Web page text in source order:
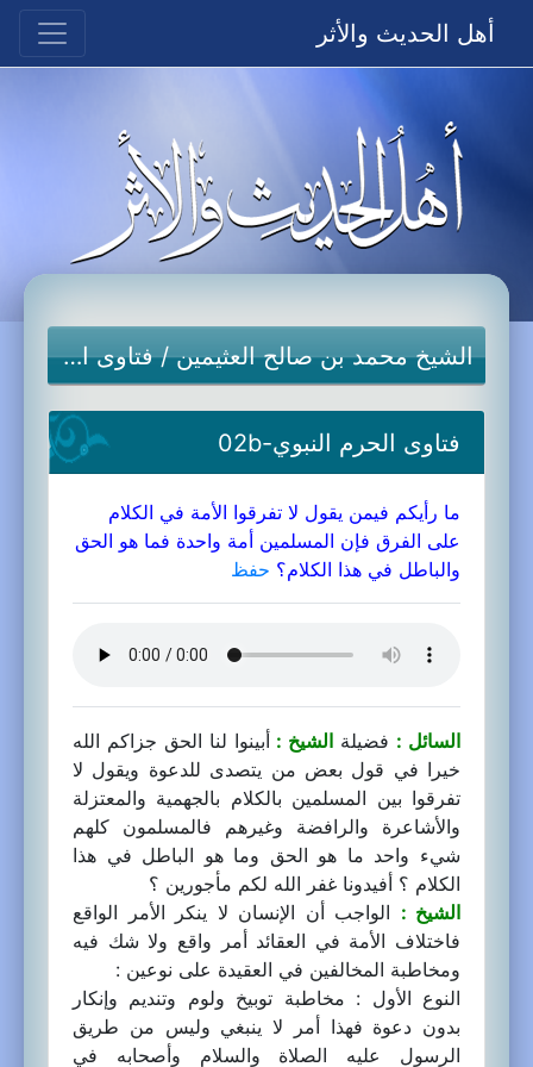
أهل الحديث والأثر
الشيخ محمد بن صالح العثيمين/فتاوى الحرم النبوي
فتاوى الحرم النبوي-02b
ما رأيكم فيمن يقول لا تفرقوا الأمة في الكلام
على الفرق فإن المسلمين أمة واحدة فما هو الحق
والباطل في هذا الكلام؟ حفظ
السائل : فضيلة الشيخ : أبينوا لنا الحق جزاكم الله
خيرا في قول بعض من يتصدى للدعوة ويقول لا
تفرقوا بين المسلمين بالكلام بالجهمية والمعتزلة
والأشاعرة والرافضة وغيرهم فالمسلمون كلهم
شيء واحد ما هو الحق وما هو الباطل في هذا
الكلام ؟ أفيدونا غفر الله لكم مأجورين ؟
الشيخ : الواجب أن الإنسان لا ينكر الأمر الواقع
فاختلاف الأمة في العقائد أمر واقع ولا شك فيه
ومخاطبة المخالفين في العقيدة على نوعين :
النوع الأول : مخاطبة توبيخ ولوم وتنديم وإنكار
بدون دعوة فهذا أمر لا ينبغي وليس من طريق
الرسول عليه الصلاة والسلام وأصحابه في